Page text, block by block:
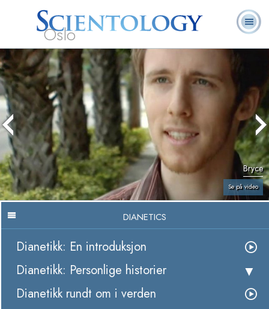
Oslo
L. Ron
Hubbard
Hva er
Scientology?
Frivillige
prester
Bryce
Se på video
DIANETICS
Dianetikk: En introduksjon
Dianetikk: Personlige historier
Dianetikk rundt om i verden